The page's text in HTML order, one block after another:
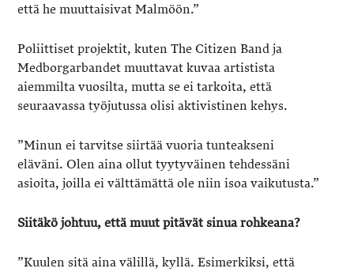
että he muuttaisivat Malmöön.”
Poliittiset projektit, kuten The Citizen Band ja
Medborgarbandet muuttavat kuvaa artistista
aiemmilta vuosilta, mutta se ei tarkoita, että
seuraavassa työjutussa olisi aktivistinen kehys.
”Minun ei tarvitse siirtää vuoria tunteakseni
eläväni. Olen aina ollut tyytyväinen tehdessäni
asioita, joilla ei välttämättä ole niin isoa vaikutusta.”
Siitäkö johtuu, että muut pitävät sinua rohkeana?
”Kuulen sitä aina välillä, kyllä. Esimerkiksi, että